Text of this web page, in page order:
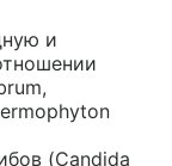
и
(Candida